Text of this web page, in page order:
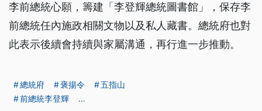
李前總統心願，籌建「李登輝總統圖書館」，保存李
前總統任內施政相關文物以及私人藏書。總統府也對
此表示後續會持續與家屬溝通，再行進一步推動。
總統府 褒揚令
五指山
前總統李登輝
...